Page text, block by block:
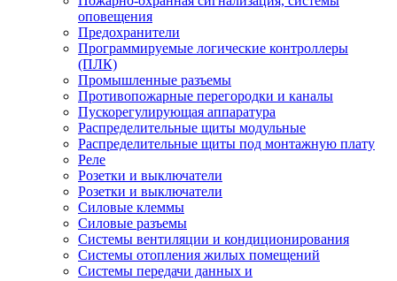
оповещения
Предохранители
Программируемые логические контроллеры
(ПЛК)
Промышленные разъемы
Противопожарные перегородки и каналы
Пускорегулирующая аппаратура
Распределительные щиты модульные
Распределительные щиты под монтажную плату
Реле
Розетки и выключатели
Розетки и выключатели
Силовые клеммы
Силовые разъемы
Системы вентиляции и кондиционирования
Системы отопления жилых помещений
Системы передачи данных и